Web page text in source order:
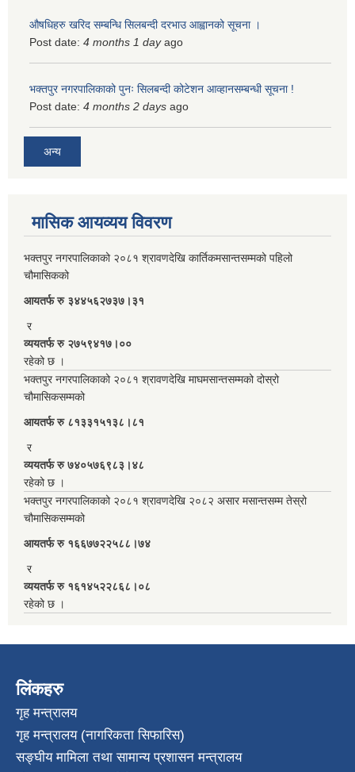
औषधिहरु खरिद सम्बन्धि सिलबन्दी दरभाउ आह्वानको सूचना ।
Post date: 4 months 1 dayago
भक्तपुर नगरपालिकाको पुनः सिलबन्दी कोटेशन आव्हानसम्बन्धी सूचना !
Post date: 4 months 2 days ago
अन्य
मासिक आयव्यय विवरण
भक्तपुर नगरपालिकाको २०८१ श्रावणदेखि कार्तिकमसान्तसम्मको पहिलो
चौमासिकको
आयतर्फ रु‌ ३४४५६२७३७।३१
र
व्ययतर्फ रु २७५९४१७।००
रहेको छ ।
भक्तपुर नगरपालिकाको २०८१ श्रावणदेखि माघमसान्तसम्मको दोस्रो
चौमासिकसम्मको
आयतर्फ रु‌ ८१३३१५१३८।८१
र
व्ययतर्फ रु ७४०५७६९८३।४८
रहेको छ ।
भक्तपुर नगरपालिकाको २०८१ श्रावणदेखि २०८२ असार मसान्तसम्म तेस्रो
चौमासिकसम्मको
आयतर्फ रु‌ १६६७७२२५८८।७४
र
व्ययतर्फ रु १६१४५२२८६८।०८
रहेको छ ।
लिंकहरु
गृह मन्त्रालय
गृह मन्त्रालय (नागरिकता सिफारिस)
सङ्घीय मामिला तथा सामान्य प्रशासन मन्त्रालय